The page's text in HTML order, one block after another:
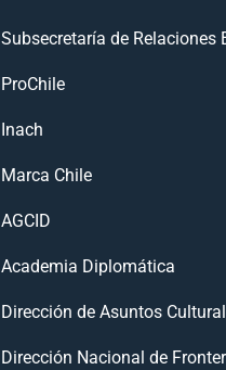
Subsecretaría de
ProChile
Inach
Marca Chile
AGCID
Academia Diplomática
Dirección de Asuntos
Dirección Nacional de